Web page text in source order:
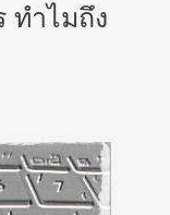
ทำไมถึง